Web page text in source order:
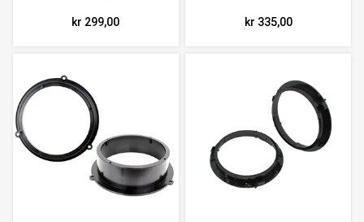
kr 299,00 kr 335,00